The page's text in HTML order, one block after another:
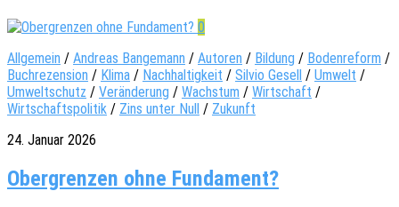
0
Allgemein / Andreas Bangemann / Autoren / Bildung / Bodenreform /
Buchrezension / Klima / Nachhaltigkeit / Silvio Gesell / Umwelt /
Umweltschutz / Veränderung / Wachstum / Wirtschaft /
Wirtschaftspolitik / Zins unter Null / Zukunft
24. Januar 2026
Obergrenzen ohne Fundament?